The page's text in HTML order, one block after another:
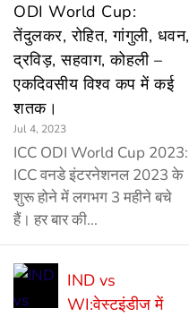
ODI World Cup:
तेंदुलकर, रोहित, गांगुली, धवन,
द्रविड़, सहवाग, कोहली –
एकदिवसीय विश्व कप में कई
शतक।
Jul 4, 2023
ICC ODI World Cup 2023:
ICC वनडे इंटरनेशनल 2023 के
शुरू होने में लगभग 3 महीने बचे
हैं। हर बार की...
IND vs
WI:वेस्टइंडीज में